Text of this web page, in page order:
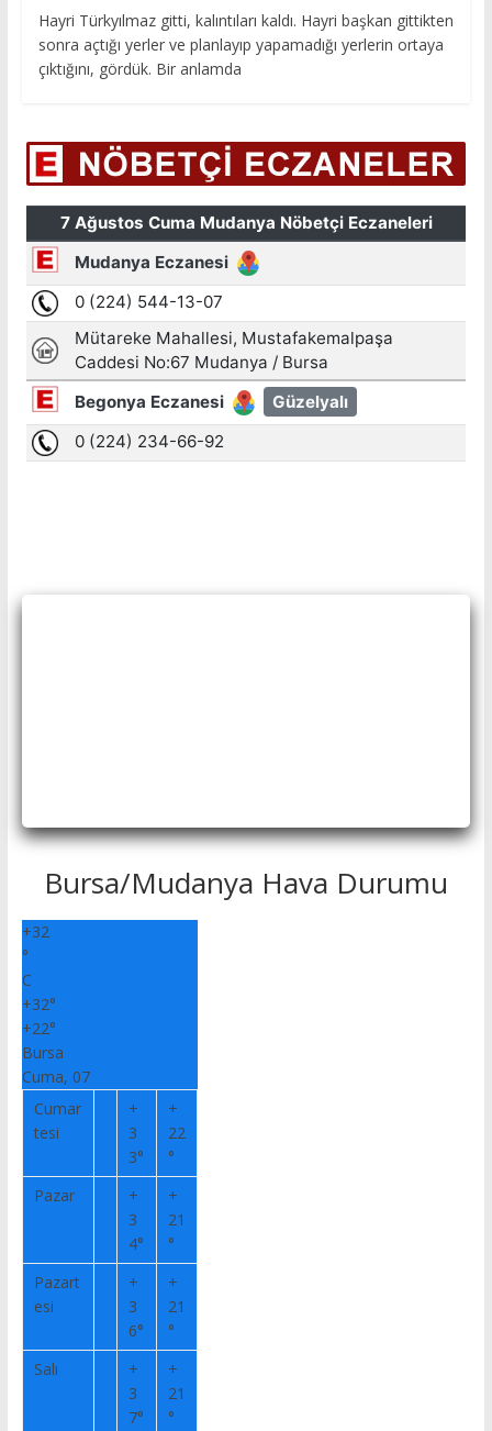
Hayri Türkyılmaz gitti, kalıntıları kaldı. Hayri başkan gittikten
sonra açtığı yerler ve planlayıp yapamadığı yerlerin ortaya
çıktığını, gördük. Bir anlamda
Bursa/Mudanya Hava Durumu
+32
°
C
+32°
+22°
Bursa
Cuma, 07
Cumar
tesi
+
3
3°
+
22
°
Pazar
+
3
4°
+
21
°
Pazart
esi
+
3
6°
+
21
°
Salı
+
3
7°
+
21
°